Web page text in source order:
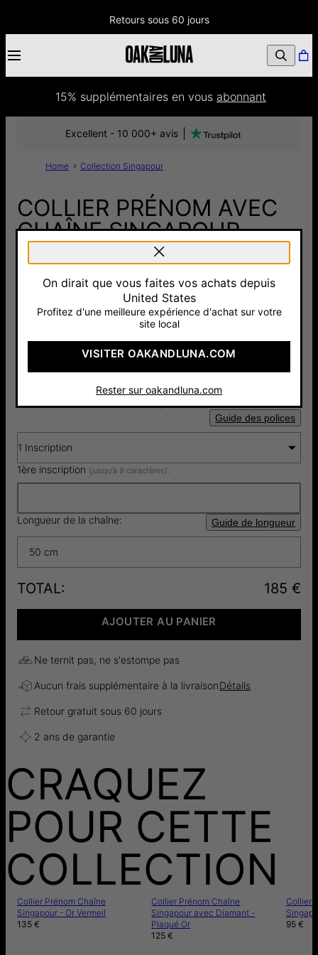
Retours sous 60 jours
15% supplémentaires en vous abonnant
Home Collection Singapour
COLLIER PRÉNOM AVEC
CHAÎNE SINGAPOUR
AVEC PIERRES - OR
VERMEIL - VERSION
185 €
Excellent - 10 000+ avis
Sélectionnez le type de pierre :
Guide des polices
1 Inscription
1ère inscription (jusqu'à 9 caractères):
Longueur de la chaîne: Guide de longueur
50 cm
TOTAL: 185 €
AJOUTER AU PANIER
Ne ternit pas, ne s'estompe pas
Aucun frais supplémentaire à la livraisonDétails
Retour gratuit sous 60 jours
2 ans de garantie
CRAQUEZ
POUR CETTE
COLLECTION
Collier Prénom Chaîne
Singapour - Or Vermeil
135 €
Collier Prénom Chaîne
Singapour avec Diamant -
Plaqué Or
125 €
Collier
95 €
On dirait que vous faites vos achats depuis
United States
Profitez d'une meilleure expérience d'achat sur votre
site local
VISITER OAKANDLUNA.COM
Rester sur oakandluna.com